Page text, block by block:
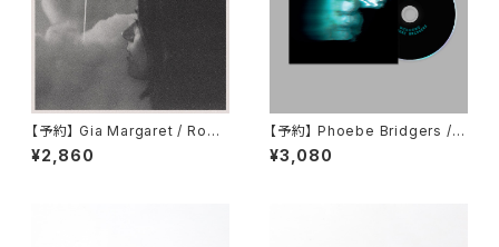
【予約】 Gia Margaret / Roma
ntic Piano （国内盤CD）
¥2,860
【予約】 Phoebe Bridgers / L
ost Weekend （国内盤CD）
¥3,080